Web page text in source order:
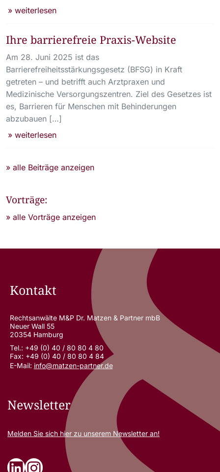
» weiterlesen
Ihre barrierefreie Praxis-Website
Am 28. Juni 2025 ist das
Barrierefreiheitsstärkungsgesetz (BFSG) in Kraft
getreten – und betrifft auch Arztpraxen und
Medizinische Versorgungszentren. Ziel des Gesetzes ist
es, Barrieren für Menschen mit Behinderungen
abzubauen […]
» weiterlesen
» alle Beiträge anzeigen
Vorträge:
» alle Vorträge anzeigen
Kontakt
Rechtsanwälte M&P Dr. Matzen & Partner mbB
Neuer Wall 55
20354 Hamburg
Tel.: +49 (0) 40 / 80 80 4 80
Fax: +49 (0) 40 / 80 80 4 84
E-Mail: info@matzen-partner.de
Newsletter
Melden Sie sich hier zu unserem Newsletter an!
LinkedIn
Instagram